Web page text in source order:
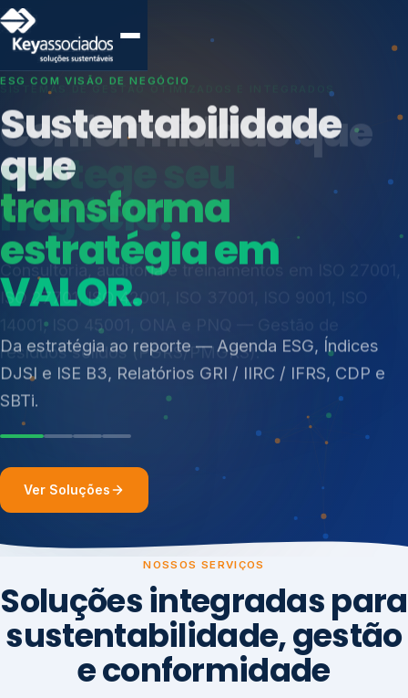
SISTEMAS DE GESTÃO OTIMIZADOS E INTEGRADOS
Conformidade que
protege seu
negócio.
Consultoria, auditoria e treinamentos em ISO 27001,
ISO 27701, ISO 42001, ISO 37001, ISO 9001, ISO
resíduos sólidos (PGRS/PMGRS).
Índices de Mercado
Mudanças Climáticas
Reputação e Cadeia
Reporte Regulatório
Ver Soluções
NOSSOS SERVIÇOS
Soluções integradas para
sustentabilidade, gestão
e conformidade